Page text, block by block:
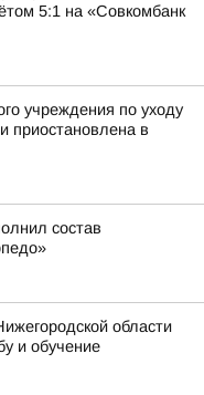
5:1 на «Совкомбанк
учреждения по уходу
в
состав
области
и обучение